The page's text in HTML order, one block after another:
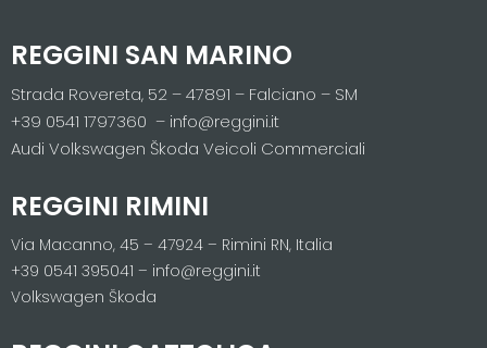
REGGINI SAN MARINO
Strada Rovereta, 52 – 47891 – Falciano – SM
+39 0541 1797360 – info@reggini.it
Audi Volkswagen Škoda Veicoli Commerciali
REGGINI RIMINI
Via Macanno, 45 – 47924 – Rimini RN, Italia
+39 0541 395041 – info@reggini.it
Volkswagen Škoda